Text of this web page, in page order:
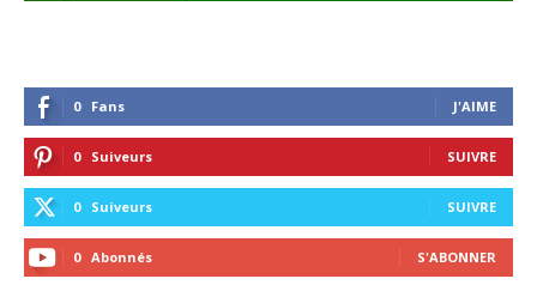
0 Fans J'AIME
0 Suiveurs SUIVRE
0 Suiveurs SUIVRE
0 Abonnés S'ABONNER